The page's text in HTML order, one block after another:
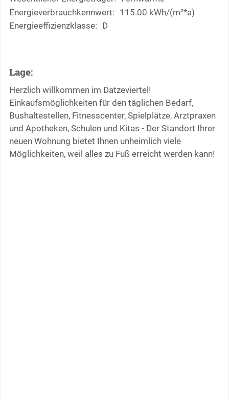
Energieverbrauchkennwert: 115.00 kWh/(m²*a)
Energieeffizienzklasse: D
Lage:
Herzlich willkommen im Datzeviertel!
Einkaufsmöglichkeiten für den täglichen Bedarf,
Bushaltestellen, Fitnesscenter, Spielplätze, Arztpraxen
und Apotheken, Schulen und Kitas - Der Standort Ihrer
neuen Wohnung bietet Ihnen unheimlich viele
Möglichkeiten, weil alles zu Fuß erreicht werden kann!